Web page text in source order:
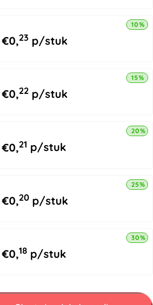
€0,23 p/stuk
10%
€0,22 p/stuk
15%
€0,21 p/stuk
20%
€0,20 p/stuk
25%
€0,18 p/stuk
30%